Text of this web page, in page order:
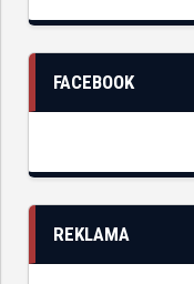
FACEBOOK
REKLAMA